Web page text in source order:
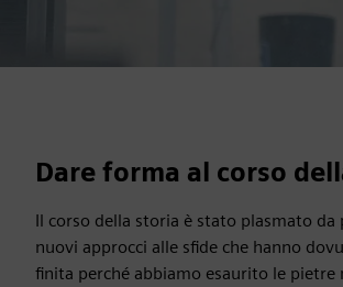
Dare forma al corso
Il corso della storia è stato plasmato
nuovi approcci alle sfide che hanno
finita perché abbiamo esaurito le